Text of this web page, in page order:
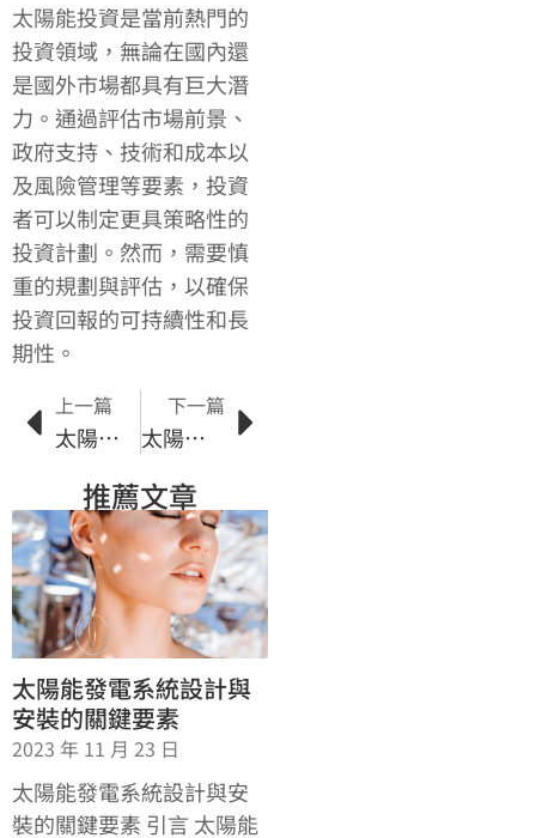
太陽能投資是當前熱門的
投資領域，無論在國內還
是國外市場都具有巨大潛
力。通過評估市場前景、
政府支持、技術和成本以
及風險管理等要素，投資
者可以制定更具策略性的
投資計劃。然而，需要慎
重的規劃與評估，以確保
投資回報的可持續性和長
期性。
上一篇
太陽能發電效能評估方法：影響因素和優化策略
下一篇
太陽能發電產業的成長與發展前景
推薦文章
太陽能發電系統設計與
安裝的關鍵要素
2023 年 11 月 23 日
太陽能發電系統設計與安
裝的關鍵要素 引言 太陽能